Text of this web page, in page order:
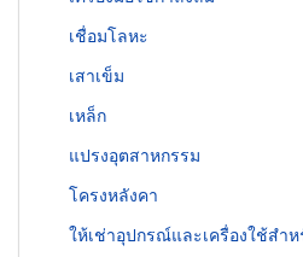
เชื่อมโลหะ
เสาเข็ม
เหล็ก
แปรงอุตสาหกรรม
โครงหลังคา
ให้เช่าอุปกรณ์และเครื่องใช้สำ